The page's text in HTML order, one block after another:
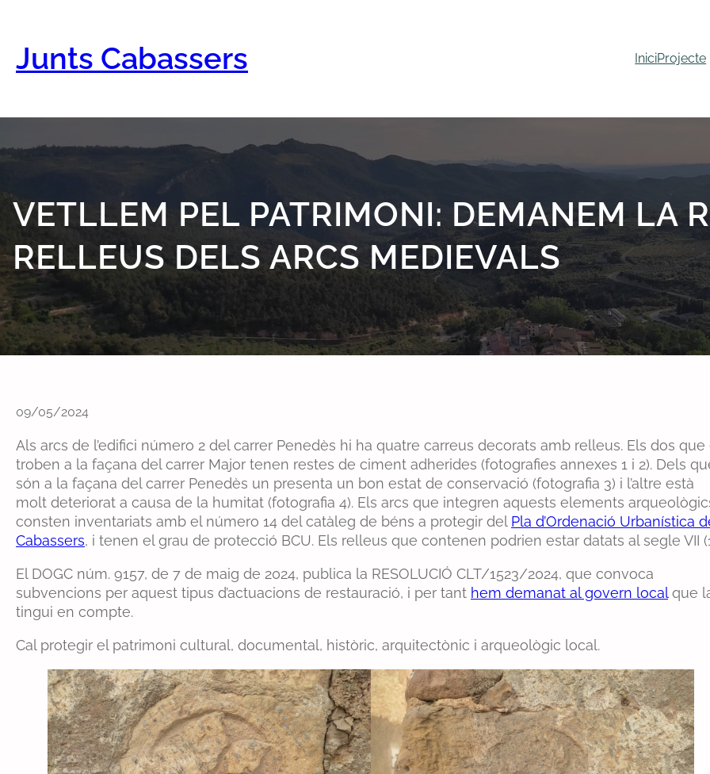
contingut
Junts Cabassers IniciProjecte
VETLLEM PEL PATRIMONI: DEMANEM LA
RELLEUS DELS ARCS MEDIEVALS
09/05/2024
Als arcs de l’edifici número 2 del carrer Penedès hi ha quatre carreus decorats amb relleus. Els dos que
troben a la façana del carrer Major tenen restes de ciment adherides (fotografies annexes 1 i 2). Dels
són a la façana del carrer Penedès un presenta un bon estat de conservació (fotografia 3) i l’altre està
molt deteriorat a causa de la humitat (fotografia 4). Els arcs que integren aquests elements
consten inventariats amb el número 14 del catàleg de béns a protegir del Pla d’Ordenació Urbanística
Cabassers, i tenen el grau de protecció BCU. Els relleus que contenen podrien estar datats al segle VII
El DOGC núm. 9157, de 7 de maig de 2024, publica la RESOLUCIÓ CLT/1523/2024, que convoca
subvencions per aquest tipus d’actuacions de restauració, i per tant hem demanat al govern localque
tingui en compte.
Cal protegir el patrimoni cultural, documental, històric, arquitectònic i arqueològic local.